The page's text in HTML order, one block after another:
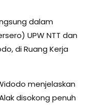
dalam
UPW NTT dan
di Ruang Kerja
menjelaskan
disokong penuh